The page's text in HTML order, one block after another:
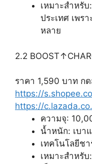
เหมาะสำหรั
ประเทศ เพร
หลาย
2.2
ราคา 1,590 บาท ก
https://
https://
ความจุ:
น้ำหนัก: เบา
เทคโนโลยีชา
เหมาะสำหรั